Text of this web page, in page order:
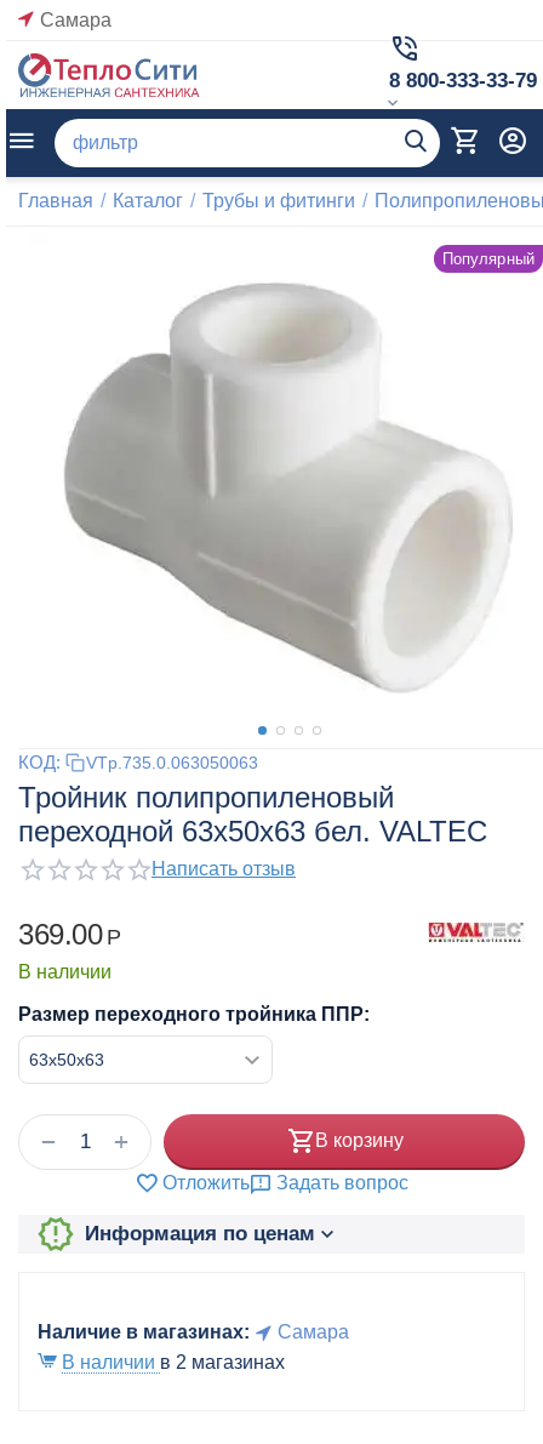
Самара
8 800-333-33-79
Главная / Каталог / Трубы и фитинги /
Популярный
КОД: VTp.735.0.063050063
Тройник полипропиленовый
переходной 63x50x63 бел. VALTEC
Написать отзыв
369.00 Р
В наличии
Размер переходного тройника ППР:
+
− В корзину
Отложить Задать вопрос
Информация по ценам
Наличие в магазинах:
Самара
В наличии в 2 магазинах